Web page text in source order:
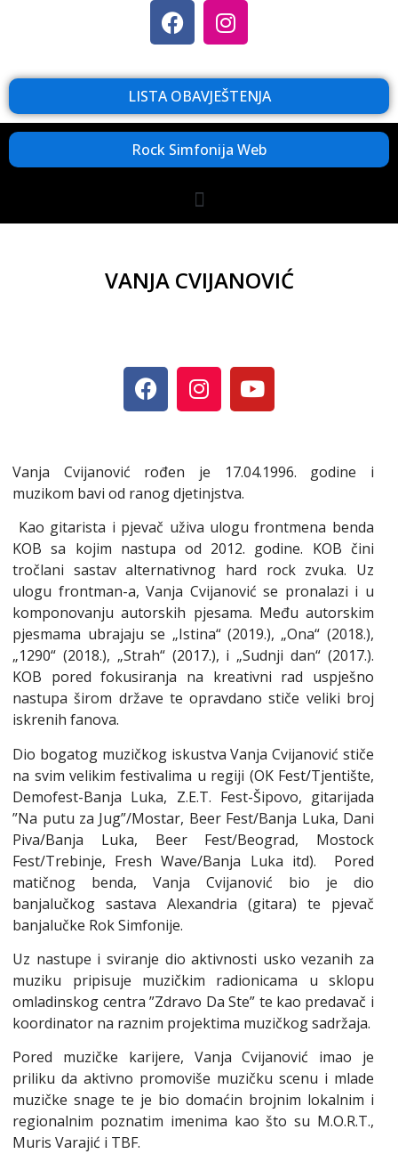
LISTA OBAVJEŠTENJA
Rock Simfonija Web
VANJA CVIJANOVIĆ
Vanja Cvijanović rođen je 17.04.1996. godine i
muzikom bavi od ranog djetinjstva.
Kao gitarista i pjevač uživa ulogu frontmena benda
KOB sa kojim nastupa od 2012. godine. KOB čini
tročlani sastav alternativnog hard rock zvuka. Uz
ulogu frontman-a, Vanja Cvijanović se pronalazi i u
komponovanju autorskih pjesama. Među autorskim
pjesmama ubrajaju se „Istina“ (2019.), „Ona“ (2018.),
„1290“ (2018.), „Strah“ (2017.), i „Sudnji dan“ (2017.).
KOB pored fokusiranja na kreativni rad uspješno
nastupa širom države te opravdano stiče veliki broj
iskrenih fanova.
Dio bogatog muzičkog iskustva Vanja Cvijanović stiče
na svim velikim festivalima u regiji (OK Fest/Tjentište,
Demofest-Banja Luka, Z.E.T. Fest-Šipovo, gitarijada
”Na putu za Jug”/Mostar, Beer Fest/Banja Luka, Dani
Piva/Banja Luka, Beer Fest/Beograd, Mostock
Fest/Trebinje, Fresh Wave/Banja Luka itd). Pored
matičnog benda, Vanja Cvijanović bio je dio
banjalučkog sastava Alexandria (gitara) te pjevač
banjalučke Rok Simfonije.
Uz nastupe i sviranje dio aktivnosti usko vezanih za
muziku pripisuje muzičkim radionicama u sklopu
omladinskog centra ”Zdravo Da Ste” te kao predavač i
koordinator na raznim projektima muzičkog sadržaja.
Pored muzičke karijere, Vanja Cvijanović imao je
priliku da aktivno promoviše muzičku scenu i mlade
muzičke snage te je bio domaćin brojnim lokalnim i
regionalnim poznatim imenima kao što su M.O.R.T.,
Muris Varajić i TBF.